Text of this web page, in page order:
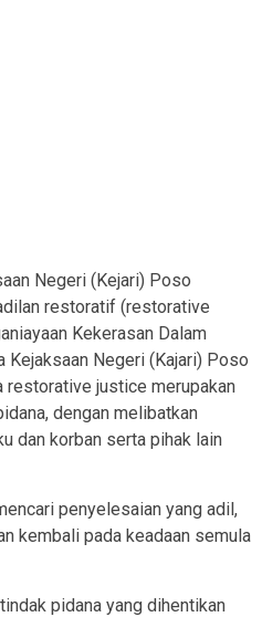
Negeri (Kejari) Poso
restoratif (restorative
Kekerasan Dalam
Kejaksaan Negeri (Kajari) Poso
restorative justice merupakan
dengan melibatkan
dan korban serta pihak lain
penyelesaian yang adil,
kembali pada keadaan semula
pidana yang dihentikan